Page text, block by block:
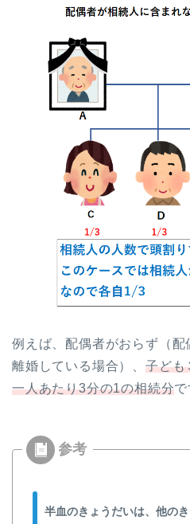
例えば、配偶者がおらず（
離婚している場合）、 子ども
一人あたり3分の1の相続分で
半血のきょうだいは、他の